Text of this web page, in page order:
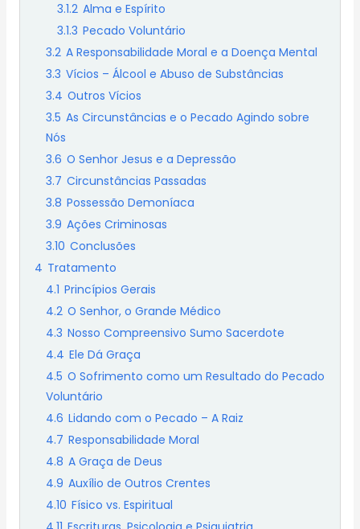
3.1.2 Alma e Espírito
3.1.3 Pecado Voluntário
3.2 A Responsabilidade Moral e a Doença Mental
3.3 Vícios – Álcool e Abuso de Substâncias
3.4 Outros Vícios
3.5 As Circunstâncias e o Pecado Agindo sobre
Nós
3.6 O Senhor Jesus e a Depressão
3.7 Circunstâncias Passadas
3.8 Possessão Demoníaca
3.9 Ações Criminosas
3.10 Conclusões
4 Tratamento
4.1 Princípios Gerais
4.2 O Senhor, o Grande Médico
4.3 Nosso Compreensivo Sumo Sacerdote
4.4 Ele Dá Graça
4.5 O Sofrimento como um Resultado do Pecado
Voluntário
4.6 Lidando com o Pecado – A Raiz
4.7 Responsabilidade Moral
4.8 A Graça de Deus
4.9 Auxílio de Outros Crentes
4.10 Físico vs. Espiritual